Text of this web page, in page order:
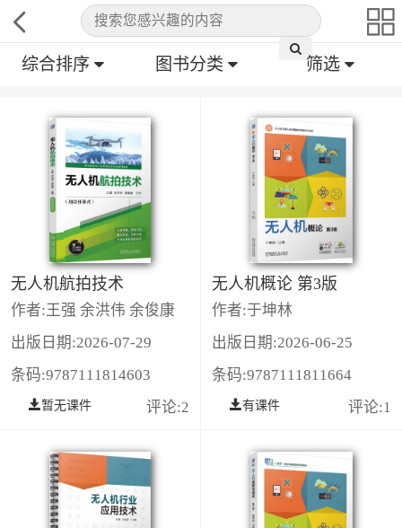
综合排序 图书分类 筛选
无人机航拍技术
作者:王强 余洪伟 余俊康
出版日期:2026-07-29
条码:9787111814603
暂无课件 评论:2
无人机概论 第3版
作者:于坤林
出版日期:2026-06-25
条码:9787111811664
有课件 评论:1